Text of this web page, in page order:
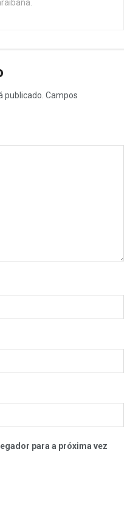
publicado. Campos
para a próxima vez